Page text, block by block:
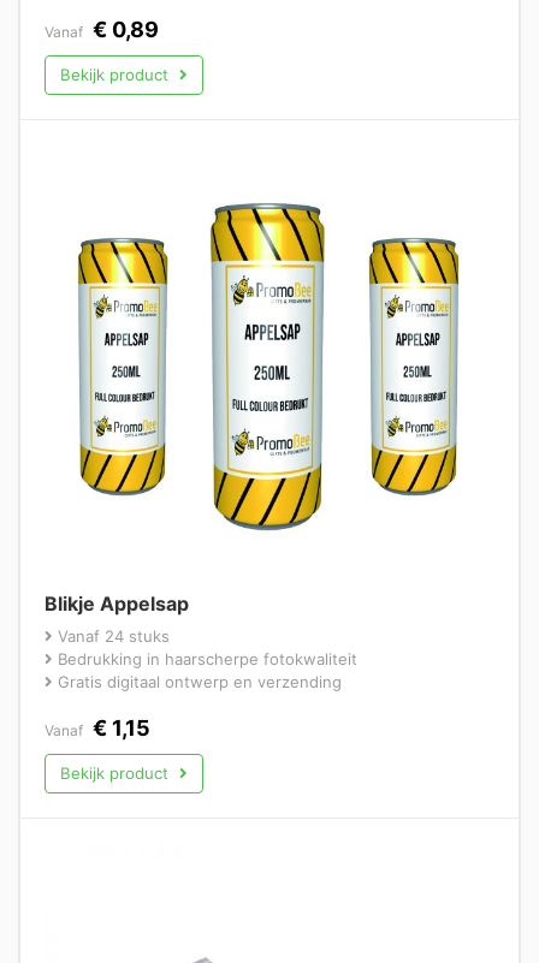
Vanaf € 0,89
Bekijk product
Blikje Appelsap
Vanaf 24 stuks
Bedrukking in haarscherpe fotokwaliteit
Gratis digitaal ontwerp en verzending
Vanaf € 1,15
Bekijk product